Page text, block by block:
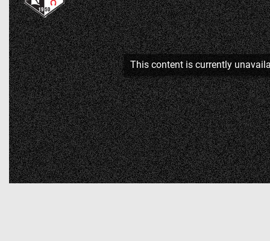
This content is currently